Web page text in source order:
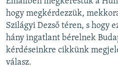
hogy megkérdezzük,
Szilágyi Dezső téren, s hogy
hány ingatlant bérelnek
kérdéseinkre cikkünk
válasz.